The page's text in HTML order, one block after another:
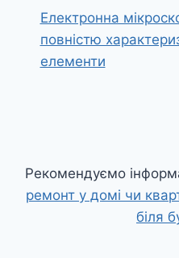
Електронна
повністю
елементи
Рекомендуємо
ремонт у домі чи
біля